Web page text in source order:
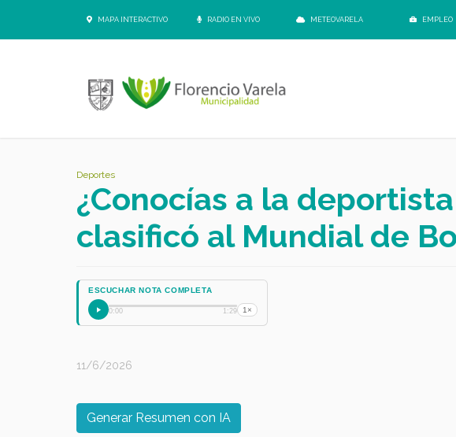
MAPA INTERACTIVO RADIO EN VIVO METEOVARELA EMPLEO
Deportes
¿Conocías a la
clasificó al Mundial de
ESCUCHAR NOTA COMPLETA
0:00 1:29 1×
11/6/2026
Generar Resumen con IA